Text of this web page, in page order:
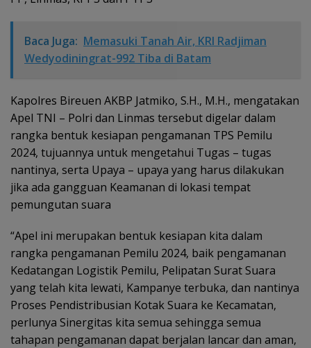
Baca Juga: Memasuki Tanah Air, KRI Radjiman
Wedyodiningrat-992 Tiba di Batam
Kapolres Bireuen AKBP Jatmiko, S.H., M.H., mengatakan
Apel TNI – Polri dan Linmas tersebut digelar dalam
rangka bentuk kesiapan pengamanan TPS Pemilu
2024, tujuannya untuk mengetahui Tugas – tugas
nantinya, serta Upaya – upaya yang harus dilakukan
jika ada gangguan Keamanan di lokasi tempat
pemungutan suara
“Apel ini merupakan bentuk kesiapan kita dalam
rangka pengamanan Pemilu 2024, baik pengamanan
Kedatangan Logistik Pemilu, Pelipatan Surat Suara
yang telah kita lewati, Kampanye terbuka, dan nantinya
Proses Pendistribusian Kotak Suara ke Kecamatan,
perlunya Sinergitas kita semua sehingga semua
tahapan pengamanan dapat berjalan lancar dan aman,